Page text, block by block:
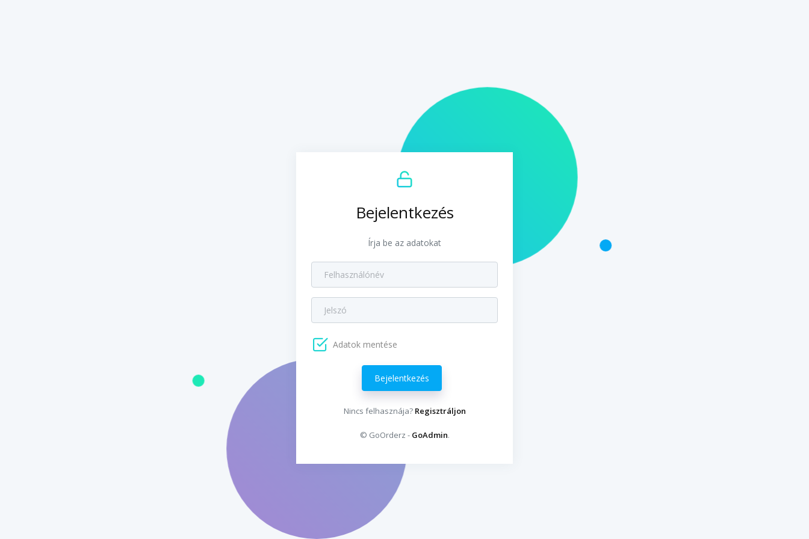
Bejelentkezés
Írja be az adatokat
Adatok mentése
Bejelentkezés
Nincs felhasznája? Regisztráljon
© GoOrderz - GoAdmin.